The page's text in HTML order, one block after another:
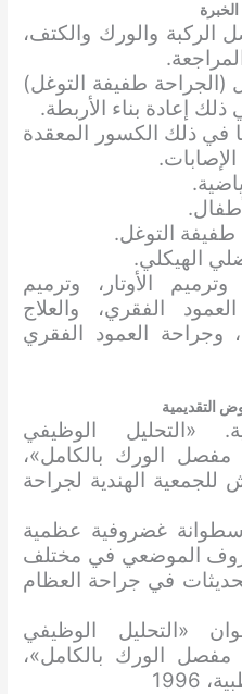
الركبة والورك والكتف،
(الجراحة طفيفة التوغل)
إعادة بناء الأربطة.
في ذلك الكسور المعقدة
طفيفة التوغل.
الهيكلي.
وترميم الأوتار، وترميم
الفقري، والعلاج
وجراحة العمود الفقري
التقديمية
«التحليل الوظيفي
مفصل الورك بالكامل»،
للجمعية الهندية لجراحة
غضروفية عظمية
الموضعي في مختلف
في جراحة العظام
«التحليل الوظيفي
مفصل الورك بالكامل»،